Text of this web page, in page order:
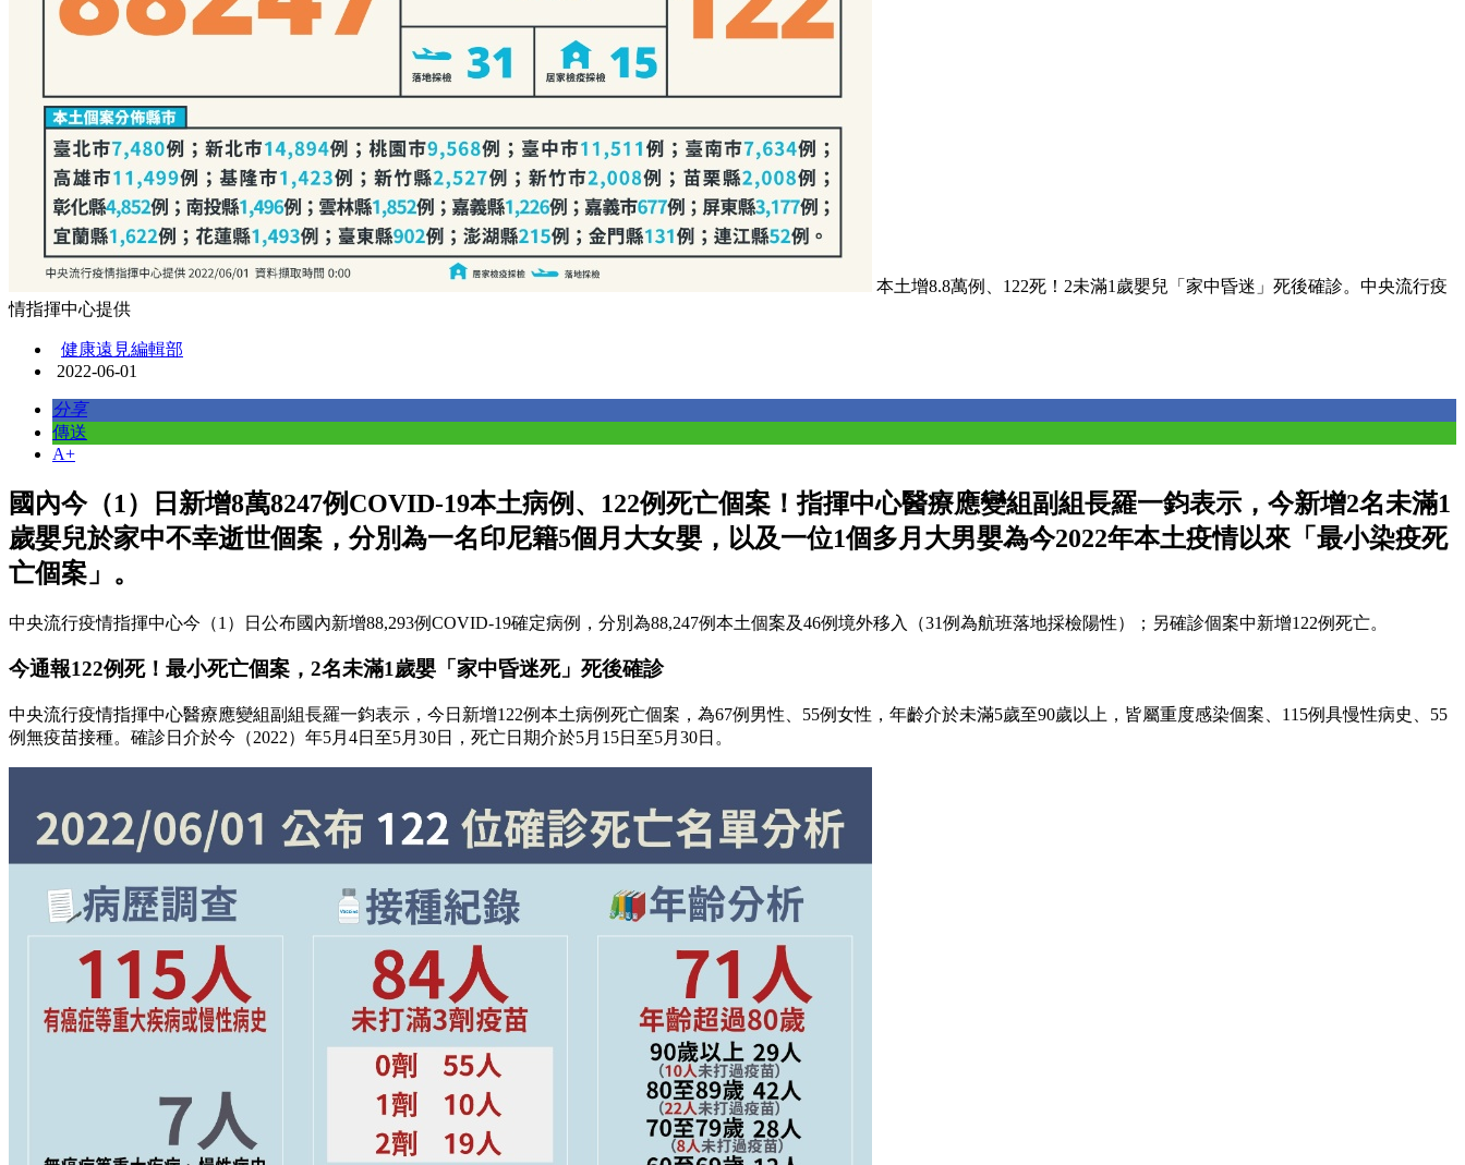
本土增8.8萬例、122死！2未滿1歲嬰兒「家中昏迷」死後確診。中央流行疫
情指揮中心提供
健康遠見編輯部
2022-06-01
分享
傳送
A+
國內今（1）日新增8萬8247例COVID-19本土病例、122例死亡個案！指揮中心醫療應變組副組長羅一鈞表示，今新增2名未滿1
歲嬰兒於家中不幸逝世個案，分別為一名印尼籍5個月大女嬰，以及一位1個多月大男嬰為今2022年本土疫情以來「最小染疫死
亡個案」。
中央流行疫情指揮中心今（1）日公布國內新增88,293例COVID-19確定病例，分別為88,247例本土個案及46例境外移入（31例為航班落地採檢陽性）；另確診個案中新增122例死亡。
今通報122例死！最小死亡個案，2名未滿1歲嬰「家中昏迷死」死後確診
中央流行疫情指揮中心醫療應變組副組長羅一鈞表示，今日新增122例本土病例死亡個案，為67例男性、55例女性，年齡介於未滿5歲至90歲以上，皆屬重度感染個案、115例具慢性病史、55
例無疫苗接種。確診日介於今（2022）年5月4日至5月30日，死亡日期介於5月15日至5月30日。